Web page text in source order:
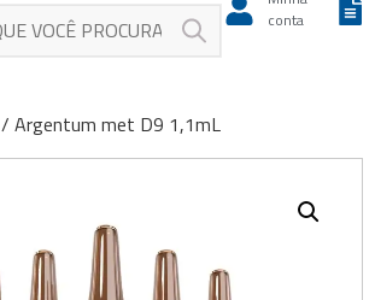
conta
/ Argentum met D9 1,1mL